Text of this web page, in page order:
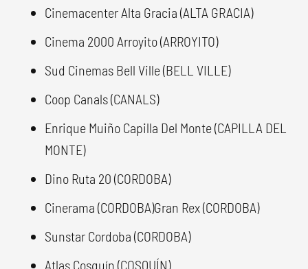
Cinemacenter Alta Gracia (ALTA GRACIA)
Cinema 2000 Arroyito (ARROYITO)
Sud Cinemas Bell Ville (BELL VILLE)
Coop Canals (CANALS)
Enrique Muiño Capilla Del Monte (CAPILLA DEL
MONTE)
Dino Ruta 20 (CORDOBA)
Cinerama (CORDOBA)Gran Rex (CORDOBA)
Sunstar Cordoba (CORDOBA)
Atlas Cosquín (COSQUÍN)